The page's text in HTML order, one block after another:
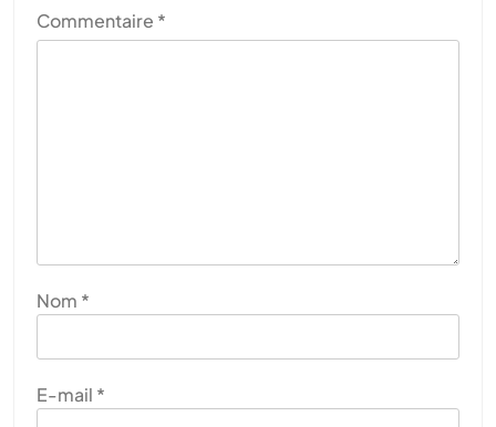
Commentaire *
Nom *
E-mail *